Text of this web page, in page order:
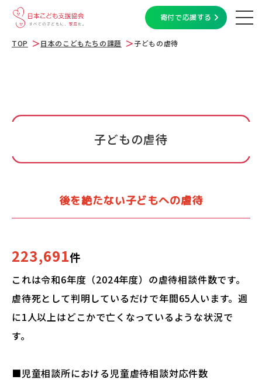
寄付で応援する
TOP 日本のこどもたちの課題 子どもの虐待
子どもの虐待
後を絶たない子どもへの虐待
223,691件
これは令和6年度（2024年度）の虐待相談件数です。
虐待死として判明しているだけで年間65人います。週
に1人以上はどこかで亡くなっているような状況で
す。
■児童相談所における児童虐待相談対応件数